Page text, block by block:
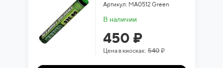
Артикул: MA0512 Green
В наличии
450 ₽
Цена в киосках:540₽